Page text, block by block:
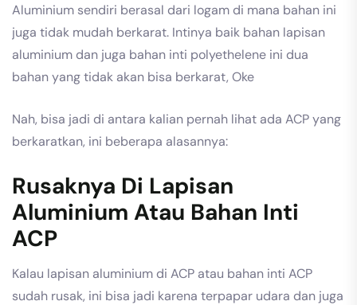
Aluminium sendiri berasal dari logam di mana bahan ini
juga tidak mudah berkarat. Intinya baik bahan lapisan
aluminium dan juga bahan inti polyethelene ini dua
bahan yang tidak akan bisa berkarat, Oke
Nah, bisa jadi di antara kalian pernah lihat ada ACP yang
berkaratkan, ini beberapa alasannya:
Rusaknya Di Lapisan
Aluminium Atau Bahan Inti
ACP
Kalau lapisan aluminium di ACP atau bahan inti ACP
sudah rusak, ini bisa jadi karena terpapar udara dan juga